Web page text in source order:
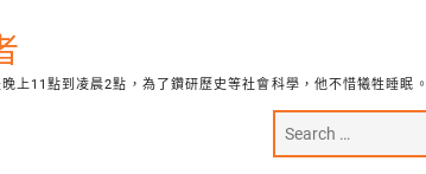
上11點到凌晨2點，為了鑽研歷史等社會科學，他不惜犧牲睡眠。